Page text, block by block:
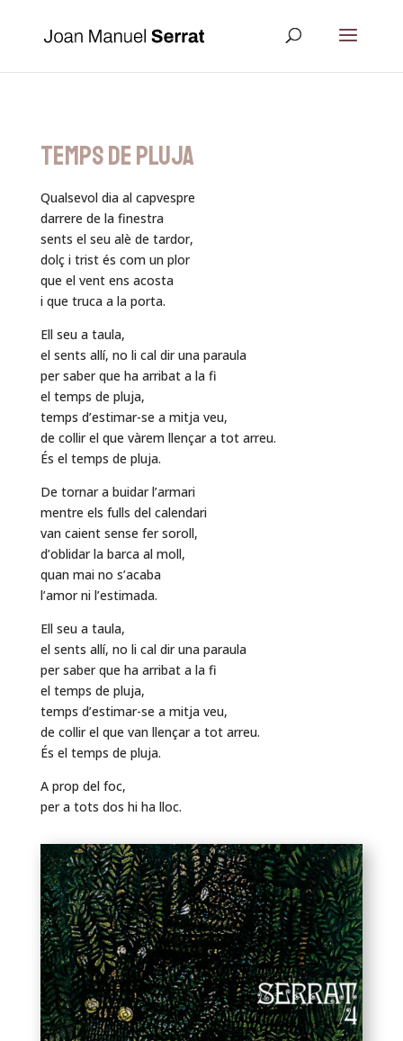
TEMPS DE PLUJA
Qualsevol dia al capvespre
darrere de la finestra
sents el seu alè de tardor,
dolç i trist és com un plor
que el vent ens acosta
i que truca a la porta.
Ell seu a taula,
el sents allí, no li cal dir una paraula
per saber que ha arribat a la fi
el temps de pluja,
temps d’estimar-se a mitja veu,
de collir el que vàrem llençar a tot arreu.
És el temps de pluja.
De tornar a buidar l’armari
mentre els fulls del calendari
van caient sense fer soroll,
d’oblidar la barca al moll,
quan mai no s’acaba
l’amor ni l’estimada.
Ell seu a taula,
el sents allí, no li cal dir una paraula
per saber que ha arribat a la fi
el temps de pluja,
temps d’estimar-se a mitja veu,
de collir el que van llençar a tot arreu.
És el temps de pluja.
A prop del foc,
per a tots dos hi ha lloc.